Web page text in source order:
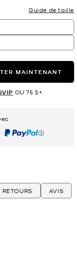
Guide de taille
MAINTENANT
OU 75 $+
PayPal
AVIS